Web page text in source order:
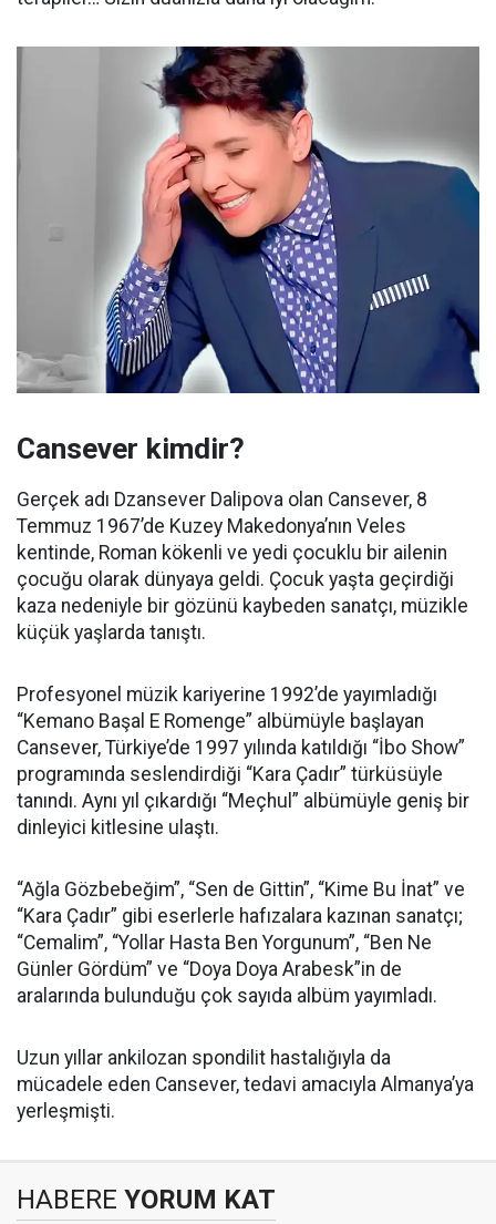
Cansever kimdir?
Gerçek adı Dzansever Dalipova olan Cansever, 8
Temmuz 1967’de Kuzey Makedonya’nın Veles
kentinde, Roman kökenli ve yedi çocuklu bir ailenin
çocuğu olarak dünyaya geldi. Çocuk yaşta geçirdiği
kaza nedeniyle bir gözünü kaybeden sanatçı, müzikle
küçük yaşlarda tanıştı.
Profesyonel müzik kariyerine 1992’de yayımladığı
“Kemano Başal E Romenge” albümüyle başlayan
Cansever, Türkiye’de 1997 yılında katıldığı “İbo Show”
programında seslendirdiği “Kara Çadır” türküsüyle
tanındı. Aynı yıl çıkardığı “Meçhul” albümüyle geniş bir
dinleyici kitlesine ulaştı.
“Ağla Gözbebeğim”, “Sen de Gittin”, “Kime Bu İnat” ve
“Kara Çadır” gibi eserlerle hafızalara kazınan sanatçı;
“Cemalim”, “Yollar Hasta Ben Yorgunum”, “Ben Ne
Günler Gördüm” ve “Doya Doya Arabesk”in de
aralarında bulunduğu çok sayıda albüm yayımladı.
Uzun yıllar ankilozan spondilit hastalığıyla da
mücadele eden Cansever, tedavi amacıyla Almanya’ya
yerleşmişti.
HABERE YORUM KAT